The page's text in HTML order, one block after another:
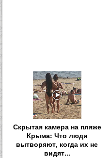
Скрытая камера на пляже
Крыма: Что люди
вытворяют, когда их не
видят...